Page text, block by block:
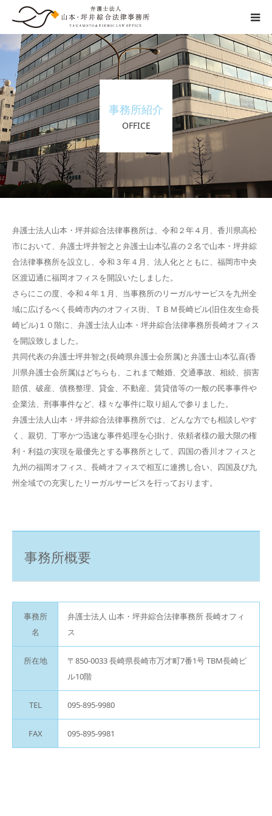
事務所紹介
OFFICE
弁護士法人山本・坪井綜合法律事務所は、令和２年４月、香川県高松
市において、弁護士坪井智之と弁護士山本弘喜の２名で山本・坪井綜
合法律事務所を設立し、令和３年４月、法人化とともに、福岡市中央
区渡辺通に福岡オフィスを開設いたしました。
さらにこの度、令和４年１月、当事務所のリーガルサービスを九州全
域に広げるべく長崎市内のオフィス街、ＴＢＭ長崎ビル(旧住友生命長
崎ビル)１０階に、弁護士法人山本・坪井綜合法律事務所長崎オフィス
を開設致しました。
共同代表の弁護士坪井智之(長崎県弁護士会所属)と弁護士山本弘喜(香
川県弁護士会所属)はどちらも、これまで離婚、交通事故、相続、損害
賠償、破産、債務整理、貸金、不動産、賃貸借等の一般の民事事件や
企業法、刑事事件など、様々な事件に取り組んで参りました。
弁護士法人山本・坪井綜合法律事務所では、どんな方でも相談しやす
く、親切、丁寧かつ迅速な事件処理を心掛け、依頼者様の最大限の権
利・利益の実現を最優先とする事務所として、四国の香川オフィスと
九州の福岡オフィス、長崎オフィスで相互に連携し合い、四国及び九
州全域での充実したリーガルサービスを行っております。
事務所概要
事務所
名
弁護士法人 山本・坪井綜合法律事務所 長崎オフィ
ス
所在地
〒850-0033 長崎県長崎市万才町7番1号 TBM長崎ビ
ル10階
TEL 095-895-9980
FAX 095-895-9981
交通事故の流れ
事務所紹介
弁護士紹介
ご相談の流れ
弁護士費用
その他